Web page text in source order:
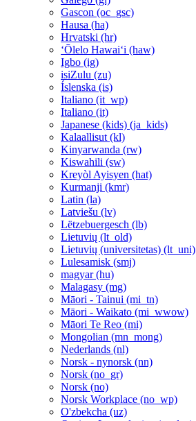
Gascon ‎(oc_gsc)‎
Hausa ‎(ha)‎
Hrvatski ‎(hr)‎
ʻŌlelo Hawaiʻi ‎(haw)‎
Igbo ‎(ig)‎
isiZulu ‎(zu)‎
Íslenska ‎(is)‎
Italiano ‎(it_wp)‎
Italiano ‎(it)‎
Japanese (kids) ‎(ja_kids)‎
Kalaallisut ‎(kl)‎
Kinyarwanda ‎(rw)‎
Kiswahili ‎(sw)‎
Kreyòl Ayisyen ‎(hat)‎
Kurmanji ‎(kmr)‎
Latin ‎(la)‎
Latviešu ‎(lv)‎
Lëtzebuergesch ‎(lb)‎
Lietuvių ‎(lt_old)‎
Lietuvių (universitetas) ‎(lt_uni)‎
Lulesamisk ‎(smj)‎
magyar ‎(hu)‎
Malagasy ‎(mg)‎
Māori - Tainui ‎(mi_tn)‎
Māori - Waikato ‎(mi_wwow)‎
Māori Te Reo ‎(mi)‎
Mongolian ‎(mn_mong)‎
Nederlands ‎(nl)‎
Norsk - nynorsk ‎(nn)‎
Norsk ‎(no_gr)‎
Norsk ‎(no)‎
Norsk Workplace ‎(no_wp)‎
O'zbekcha ‎(uz)‎